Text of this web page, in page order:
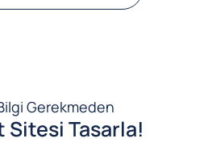
Gerekmeden
Tasarla!